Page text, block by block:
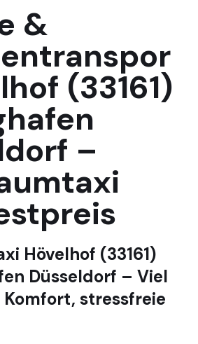
&
(33161)
–
Hövelhof (33161)
Düsseldorf – Viel
Komfort, stressfreie